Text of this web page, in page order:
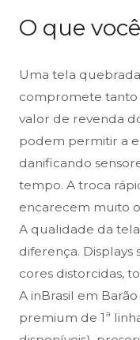
O que
Uma tela
compromete tanto
valor de revenda
podem permitir a
danificando
tempo. A troca
encarecem muito
A qualidade da
diferença.
cores distorcidas,
A inBrasil em
premium de 1ª